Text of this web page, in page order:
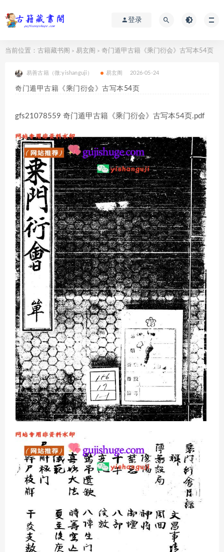
登录
当前位置： 古籍藏书阁 > 易玄阁 > 奇门遁甲古籍《乘门衍会》古写本54页
易善古籍（微:yishanguji） 易玄阁 2026-05-24
奇门遁甲古籍《乘门衍会》古写本54页
gfs21078559 奇门遁甲古籍《乘门衍会》古写本54页.pdf